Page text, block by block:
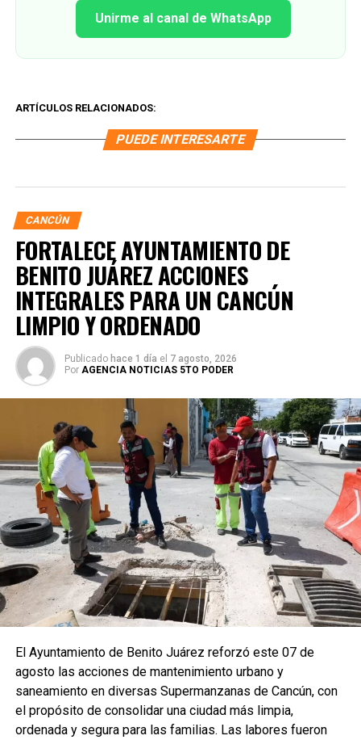
Unirme al canal de WhatsApp
ARTÍCULOS RELACIONADOS:
PUEDE INTERESARTE
CANCÚN
FORTALECE AYUNTAMIENTO DE
BENITO JUÁREZ ACCIONES
INTEGRALES PARA UN CANCÚN
LIMPIO Y ORDENADO
Publicado hace 1 día el 7 agosto, 2026
Por AGENCIA NOTICIAS 5TO PODER
El Ayuntamiento de Benito Juárez reforzó este 07 de
agosto las acciones de mantenimiento urbano y
saneamiento en diversas Supermanzanas de Cancún, con
el propósito de consolidar una ciudad más limpia,
ordenada y segura para las familias. Las labores fueron